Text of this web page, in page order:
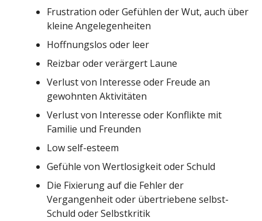
Frustration oder Gefühlen der Wut, auch über
kleine Angelegenheiten
Hoffnungslos oder leer
Reizbar oder verärgert Laune
Verlust von Interesse oder Freude an
gewohnten Aktivitäten
Verlust von Interesse oder Konflikte mit
Familie und Freunden
Low self-esteem
Gefühle von Wertlosigkeit oder Schuld
Die Fixierung auf die Fehler der
Vergangenheit oder übertriebene selbst-
Schuld oder Selbstkritik